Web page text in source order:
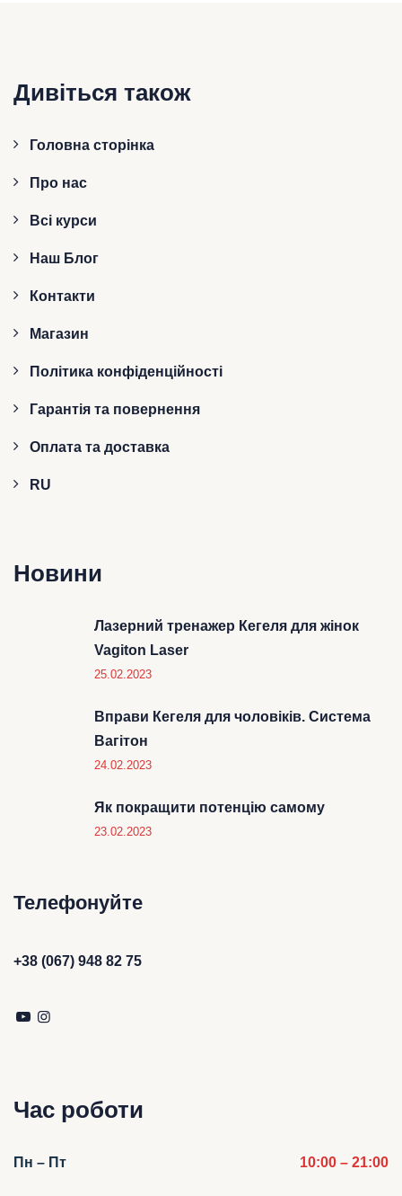
Дивіться також
Головна сторінка
Про нас
Всі курси
Наш Блог
Контакти
Магазин
Політика конфіденційності
Гарантія та повернення
Оплата та доставка
RU
Новини
Лазерний тренажер Кегеля для жінок
Vagiton Laser
25.02.2023
Вправи Кегеля для чоловіків. Система
Вагітон
24.02.2023
Як покращити потенцію самому
23.02.2023
Телефонуйте
+38 (067) 948 82 75
Час роботи
Пн – Пт 10:00 – 21:00